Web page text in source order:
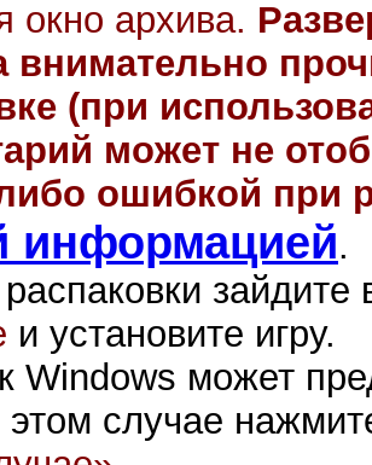
окно архива.
внимательно
(при
может не
ошибкой при
информацией.
зайдите
и установите игру.
Windows может
случае